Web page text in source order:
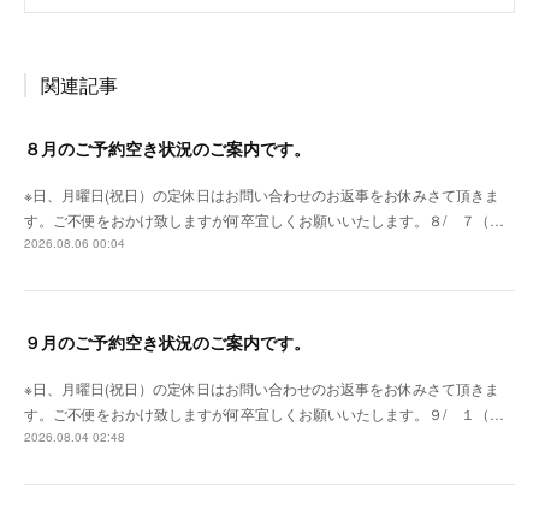
関連記事
８月のご予約空き状況のご案内です。
※日、月曜日(祝日）の定休日はお問い合わせのお返事をお休みさて頂きま
す。ご不便をおかけ致しますが何卒宜しくお願いいたします。８/ ７（…
2026.08.06 00:04
９月のご予約空き状況のご案内です。
※日、月曜日(祝日）の定休日はお問い合わせのお返事をお休みさて頂きま
す。ご不便をおかけ致しますが何卒宜しくお願いいたします。９/ １（…
2026.08.04 02:48